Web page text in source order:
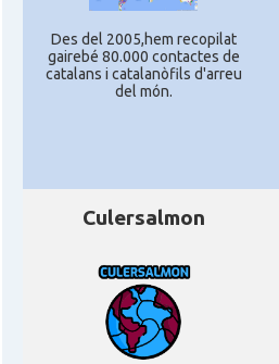
Des del 2005,hem recopilat
gairebé 80.000 contactes de
catalans i catalanòfils d'arreu
del món.
Culersalmon